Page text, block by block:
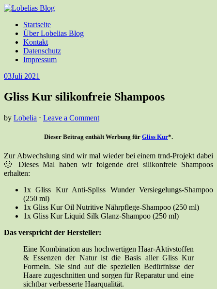
Startseite
Über Lobelias Blog
Kontakt
Datenschutz
Impressum
03Juli 2021
Gliss Kur silikonfreie Shampoos
by Lobelia ⋅ Leave a Comment
Dieser Beitrag enthält Werbung für Gliss Kur*.
Zur Abwechslung sind wir mal wieder bei einem trnd-Projekt dabei
🙂 Dieses Mal haben wir folgende drei silikonfreie Shampoos
erhalten:
1x Gliss Kur Anti-Spliss Wunder Versiegelungs-Shampoo
(250 ml)
1x Gliss Kur Oil Nutritive Nährpflege-Shampoo (250 ml)
1x Gliss Kur Liquid Silk Glanz-Shampoo (250 ml)
Das verspricht der Hersteller:
Eine Kombination aus hochwertigen Haar-Aktivstoffen
& Essenzen der Natur ist die Basis aller Gliss Kur
Formeln. Sie sind auf die speziellen Bedürfnisse der
Haare zugeschnitten und sorgen für Reparatur und eine
sichtbar verbesserte Haarqualität.